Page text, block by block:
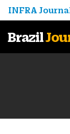
INFRA
Brazil